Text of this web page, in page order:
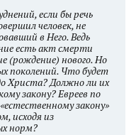
если бы речь
человек, не
в Него. Ведь
есть акт смерти
(рождение) нового. Но
поколений. Что будет
Христа? Должно ли их
закону? Евреев по
закону»
исходя из
норм?